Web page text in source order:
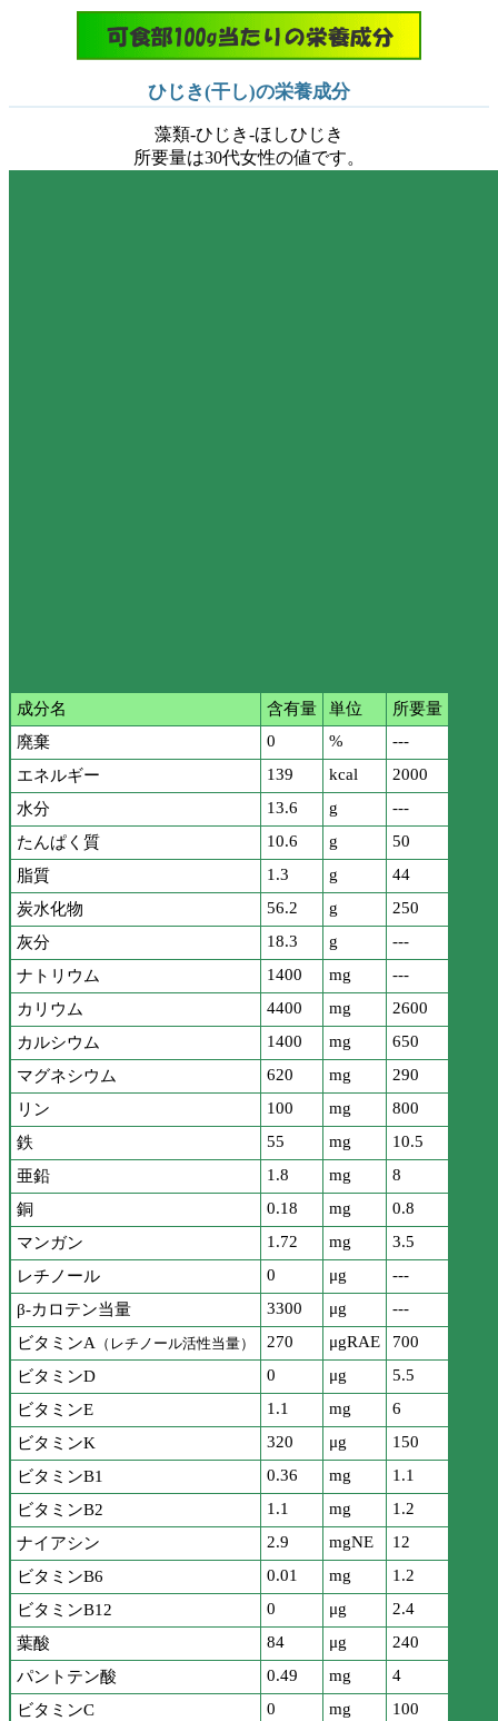
ひじき(干し)の栄養成分
藻類-ひじき-ほしひじき
所要量は30代女性の値です。
成分名 含有量 単位
所要量
廃棄
0 %
---
エネルギー
139 kcal
2000
水分
13.6 g
---
たんぱく質
10.6 g
50
脂質
1.3 g
44
炭水化物
56.2 g
250
灰分
18.3 g
---
ナトリウム
1400 mg
---
カリウム
4400 mg
2600
カルシウム
1400 mg
650
マグネシウム
620 mg
290
リン
100 mg
800
鉄
55 mg
10.5
亜鉛
1.8 mg
8
銅
0.18 mg
0.8
マンガン
1.72 mg
3.5
レチノール
0 μg
---
β-カロテン当量
3300 μg
---
ビタミンA （レチノール活性当量） 270 μgRAE
700
ビタミンD
0 μg
5.5
ビタミンE
1.1 mg
6
ビタミンK
320 μg
150
ビタミンB1
0.36 mg
1.1
ビタミンB2
1.1 mg
1.2
ナイアシン
2.9 mgNE
12
ビタミンB6
0.01 mg
1.2
ビタミンB12
0 μg
2.4
葉酸
84 μg
240
パントテン酸
0.49 mg
4
ビタミンC
0 mg
100